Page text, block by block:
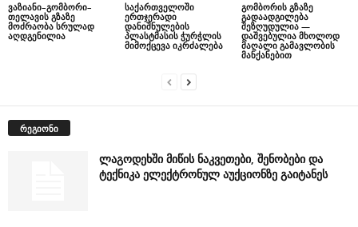
ვაზიანი–გომბორი–
თელავის გზაზე
მოძრაობა სრულად
აღდგენილია
საქართველოში
ერთჯერადი
დანიშნულების
პლასტმასის ჭურჭლის
მიმოქცევა იკრძალება
გომბორის გზაზე
გადაადგილება
შეზღუდულია —
დაშვებულია მხოლოდ
მაღალი გამავლობის
მანქანებით
რეგიონი
ლაგოდეხში მიწის ნაკვეთები, შენობები და
ტექნიკა ელექტრონულ აუქციონზე გაიტანეს